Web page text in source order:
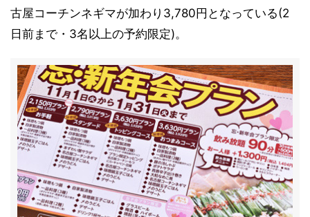
古屋コーチンネギマが加わり3,780円となっている(2
日前まで・3名以上の予約限定)。